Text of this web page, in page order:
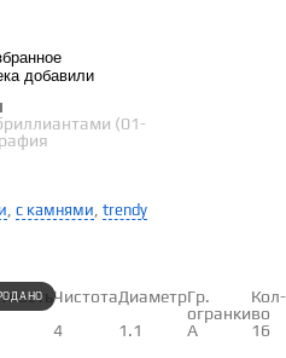
добавили
с камнями trendy
ЧистотаДиаметрГр.
огранки
Кол-
во
4 1.1 А 16